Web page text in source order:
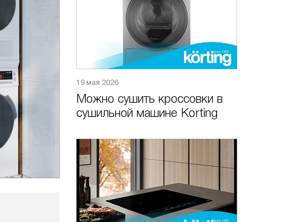
19 мая 2026
Можно сушить кроссовки в
сушильной машине Korting